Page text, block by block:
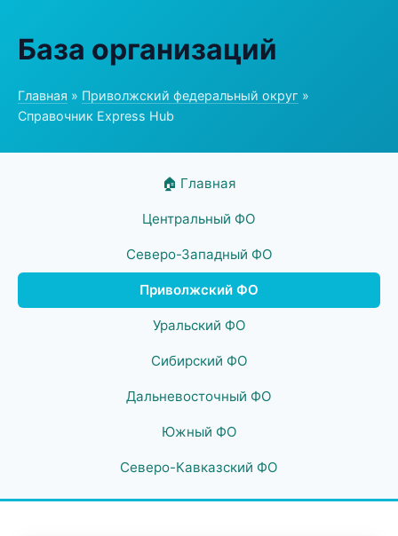
База организаций
Главная » Приволжский федеральный округ »
Справочник Express Hub
🏠 Главная
Центральный ФО
Северо-Западный ФО
Приволжский ФО
Уральский ФО
Сибирский ФО
Дальневосточный ФО
Южный ФО
Северо-Кавказский ФО